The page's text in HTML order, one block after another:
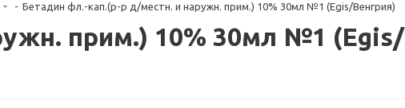
- Бетадин фл.-кап.(р-р д/местн. и наружн. прим.) 10% 30мл №1 (Egis/Венгрия)
прим.) 10% 30мл №1 (Egis/